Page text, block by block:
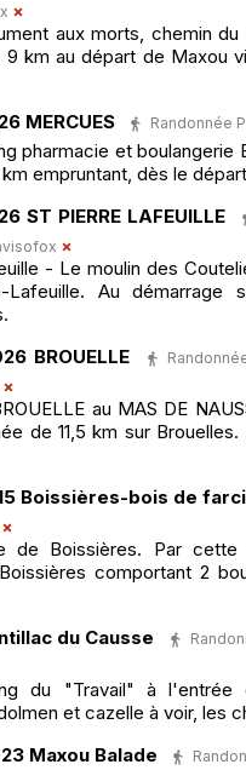
aux morts, chemin
9 km au départ de Maxou
MERCUES
Randonnée
pharmacie et
empruntant, dès le
ST PIERRE LAFEUILLE
- Le moulin des
Lafeuille. Au démarrage
BROUELLE
au MAS DE
de 11,5 km sur
Boissières-bois de
de Boissières. Par
comportant 2
du Causse
du "Travail" à
et cazelle à voir, les
Maxou Balade